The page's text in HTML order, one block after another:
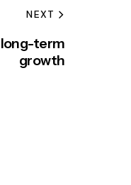
NEXT
long-term
growth